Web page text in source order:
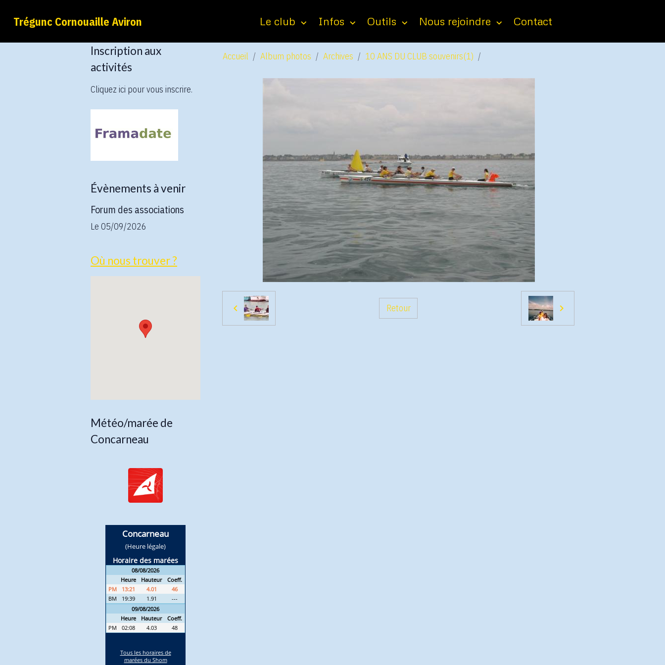
Trégunc Cornouaille Aviron Le club Infos Outils Nous rejoindre Contact
Accueil Album photos Archives 10 ANS DU CLUB souvenirs(1)
Retour
Inscription aux
activités
Cliquez ici pour vous inscrire.
Évènements à venir
Forum des associations
Le 05/09/2026
Où nous trouver ?
Météo/marée de
Concarneau